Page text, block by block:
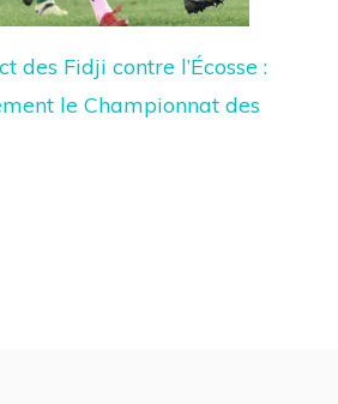
des Fidji contre l’Écosse :
le Championnat des